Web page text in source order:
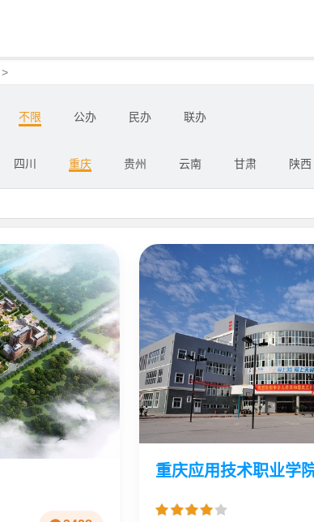
>
不限 公办 民办 联办
四川 重庆 贵州 云南 甘肃 陕西
重庆应用技术职业学